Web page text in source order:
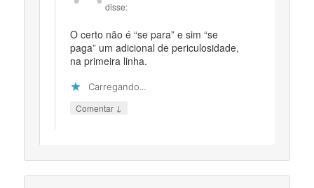
disse:
O certo não é “se para” e sim “se
paga” um adicional de periculosidade,
na primeira linha.
Carregando...
Comentar ↓